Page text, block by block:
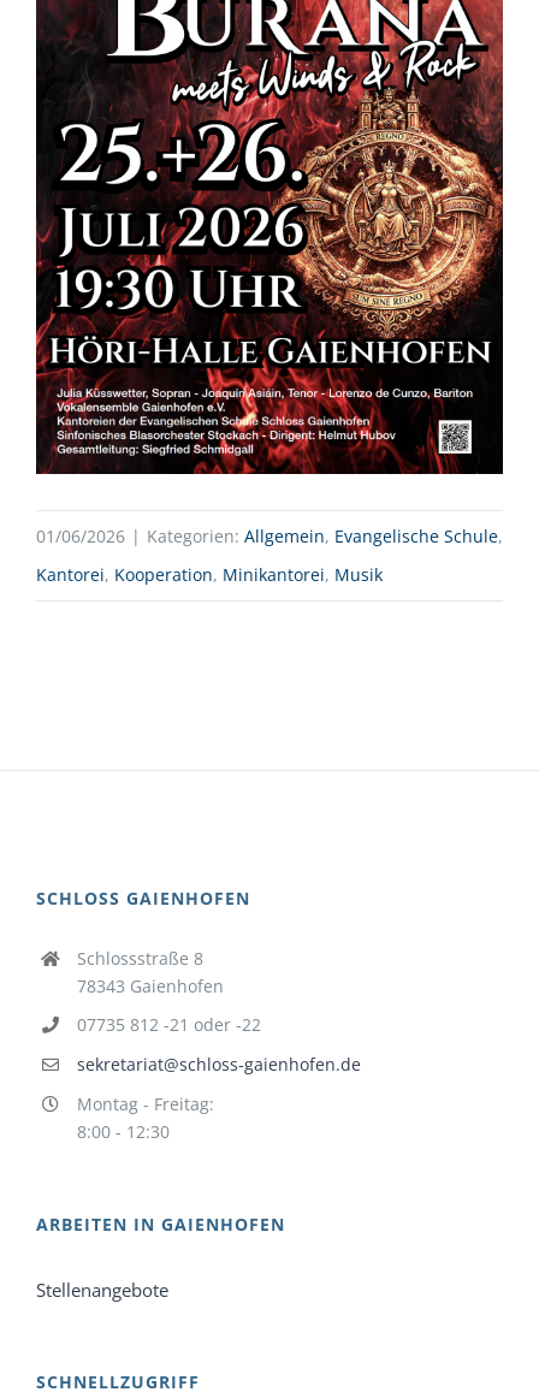
01/06/2026 | Kategorien: Allgemein, Evangelische Schule,
Kantorei, Kooperation, Minikantorei, Musik
SCHLOSS GAIENHOFEN
Schlossstraße 8
78343 Gaienhofen
07735 812 -21 oder -22
sekretariat@schloss-gaienhofen.de
Montag - Freitag:
8:00 - 12:30
ARBEITEN IN GAIENHOFEN
Stellenangebote
SCHNELLZUGRIFF